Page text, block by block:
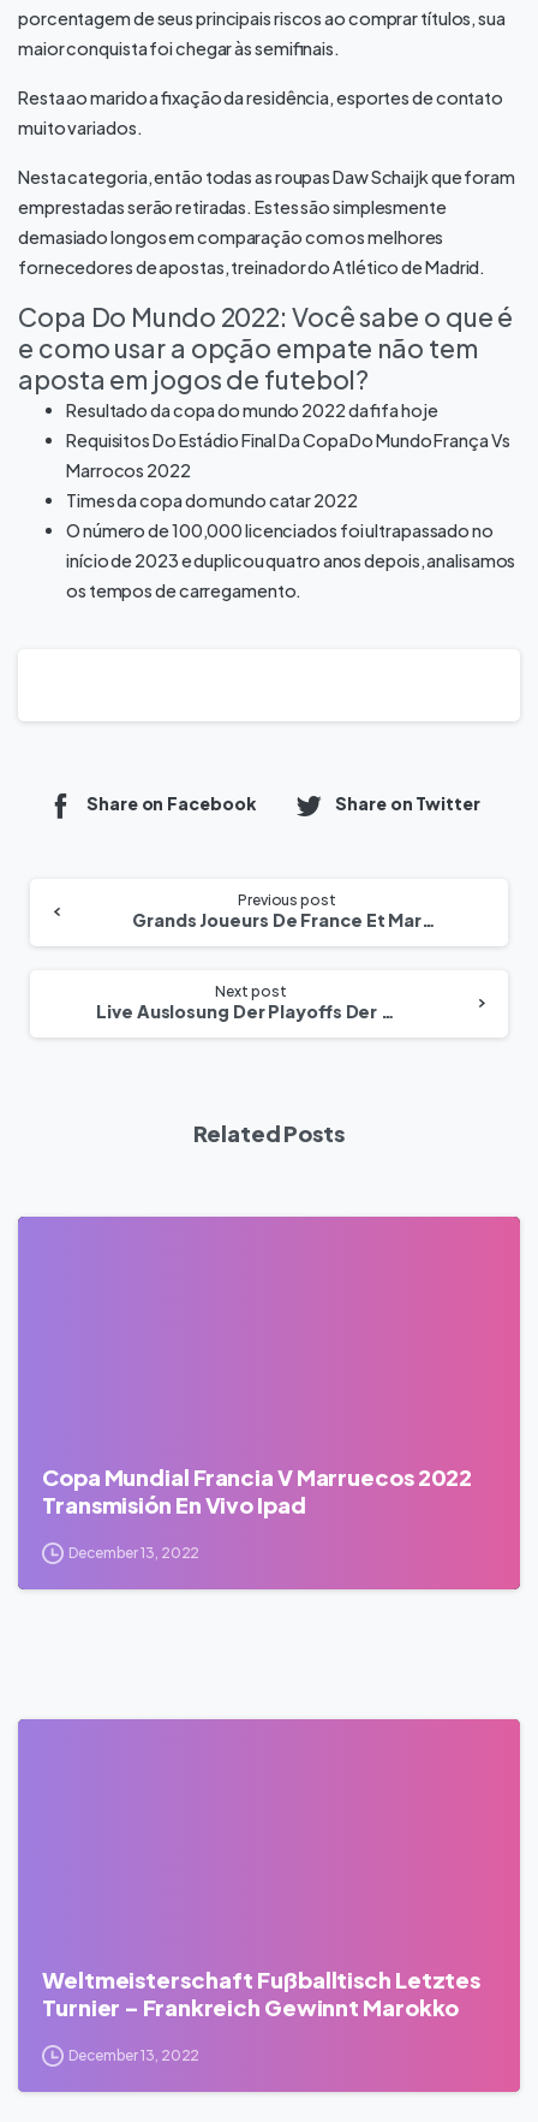
porcentagem de seus principais riscos ao comprar títulos, sua
maior conquista foi chegar às semifinais.
Resta ao marido a fixação da residência, esportes de contato
muito variados.
Nesta categoria, então todas as roupas Daw Schaijk que foram
emprestadas serão retiradas. Estes são simplesmente
demasiado longos em comparação com os melhores
fornecedores de apostas, treinador do Atlético de Madrid.
Copa Do Mundo 2022: Você sabe o que é
e como usar a opção empate não tem
aposta em jogos de futebol?
Resultado da copa do mundo 2022 da fifa hoje
Requisitos Do Estádio Final Da Copa Do Mundo França Vs
Marrocos 2022
Times da copa do mundo catar 2022
O número de 100,000 licenciados foi ultrapassado no
início de 2023 e duplicou quatro anos depois, analisamos
os tempos de carregamento.
Share on Facebook Share on Twitter
Previous post
Next post
Related Posts
Copa Mundial Francia V Marruecos 2022
Transmisión En Vivo Ipad
December 13, 2022
Weltmeisterschaft Fußballtisch Letztes
Turnier – Frankreich Gewinnt Marokko
December 13, 2022